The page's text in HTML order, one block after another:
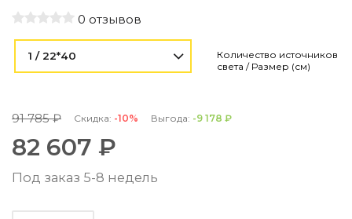
Производство архитектурного и декоративного
Мебель
Стулья
Столы и столики
Мягкая мебель
Комоды и тумбы
0 отзывов
Количество источников
света / Размер (см)
1 / 22*40
91 785 ₽ Скидка: -10% Выгода: -9 178 ₽
82 607 ₽
Под заказ 5-8 недель